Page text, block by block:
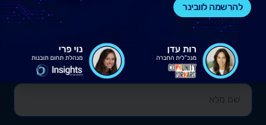
צרו קשר לקביעת פגישת ייעוץ ללא
התחייבות​
להרשמה לוובינר